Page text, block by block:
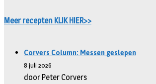
Meer recepten KLIK HIER>>
Corvers Column: Messen geslepen
8 juli 2026
door Peter Corvers